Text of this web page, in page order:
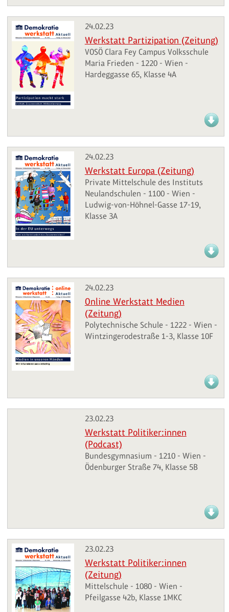
24.02.23
Werkstatt Partizipation (Zeitung)
VOSÖ Clara Fey Campus Volksschule
Maria Frieden - 1220 - Wien -
Hardeggasse 65, Klasse 4A
24.02.23
Werkstatt Europa (Zeitung)
Private Mittelschule des Instituts
Neulandschulen - 1100 - Wien -
Ludwig-von-Höhnel-Gasse 17-19,
Klasse 3A
24.02.23
Online Werkstatt Medien
(Zeitung)
Polytechnische Schule - 1222 - Wien -
Wintzingerodestraße 1-3, Klasse 10F
23.02.23
Werkstatt Politiker:innen
(Podcast)
Bundesgymnasium - 1210 - Wien -
Ödenburger Straße 74, Klasse 5B
23.02.23
Werkstatt Politiker:innen
(Zeitung)
Mittelschule - 1080 - Wien -
Pfeilgasse 42b, Klasse 1MKC